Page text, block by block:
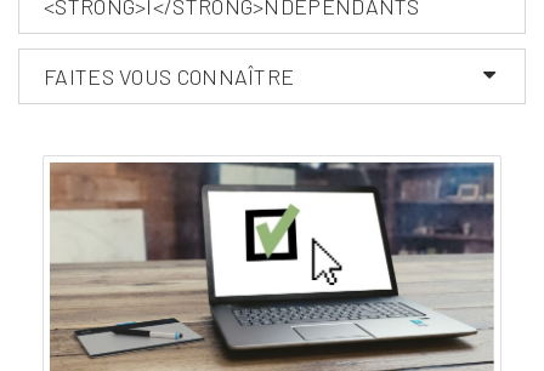
<STRONG>I</STRONG>NDÉPENDANTS
FAITES VOUS CONNAÎTRE